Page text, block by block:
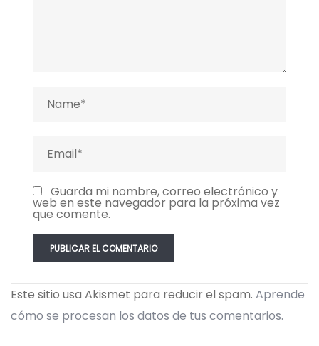
Guarda mi nombre, correo electrónico y
web en este navegador para la próxima vez
que comente.
Este sitio usa Akismet para reducir el spam. Aprende
cómo se procesan los datos de tus comentarios.